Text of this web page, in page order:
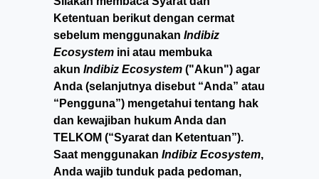
Ketentuan berikut dengan cermat
sebelum menggunakan Indibiz
Ecosystem ini atau membuka
akun Indibiz Ecosystem ("Akun") agar
Anda (selanjutnya disebut “Anda” atau
“Pengguna”) mengetahui tentang hak
dan kewajiban hukum Anda dan
TELKOM (“Syarat dan Ketentuan”).
Saat menggunakan Indibiz Ecosystem,
Anda wajib tunduk pada pedoman,